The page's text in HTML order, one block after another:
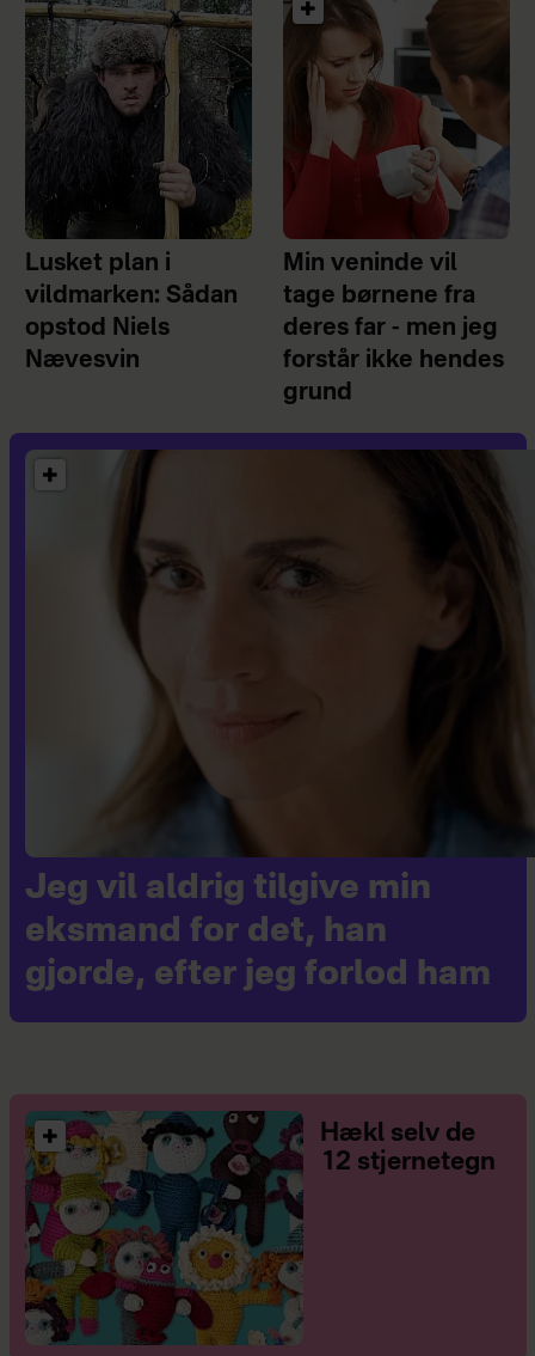
Lusket plan i
vildmarken: Sådan
opstod Niels
Nævesvin
Min veninde vil
tage børnene fra
deres far - men jeg
forstår ikke hendes
grund
Jeg vil aldrig tilgive min
eksmand for det, han
gjorde, efter jeg forlod ham
Hækl selv de
12 stjernetegn